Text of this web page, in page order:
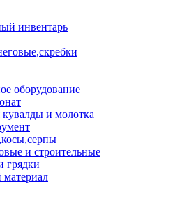
инвентарь
оборудование
и молотка
и строительные
грядки